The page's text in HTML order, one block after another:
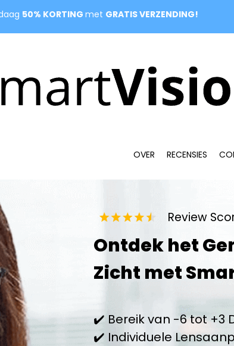
50% KORTING met GRATIS VERZENDING!
OVER RECENSIES
Review
Ontdek het
Zicht met
✔️ Bereik van -6 tot +3
✔️ Individuele